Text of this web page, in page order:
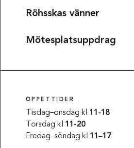
Röhsskas vänner
Mötesplatsuppdrag
ÖPPETTIDER
Tisdag–onsdag kl 11-18
Torsdag kl 11-20
Fredag–söndag kl 11–17